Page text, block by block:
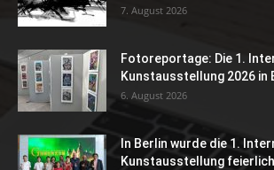
7. August 2026
Fotoreportage: Die 1.
Kunstausstellung 2026 in
6. August 2026
In Berlin wurde die 1.
Kunstausstellung